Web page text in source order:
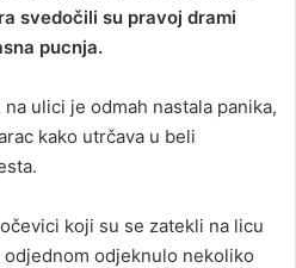
svedočili su pravoj drami
pucnja.
ulici je odmah nastala panika,
kako utrčava u beli
koji su se zatekli na licu
od‌jeknulo nekoliko